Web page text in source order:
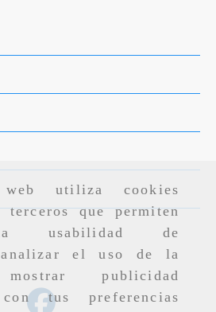
utiliza cookies
que permiten
usabilidad de
analizar el uso de la
publicidad
con tus preferencias